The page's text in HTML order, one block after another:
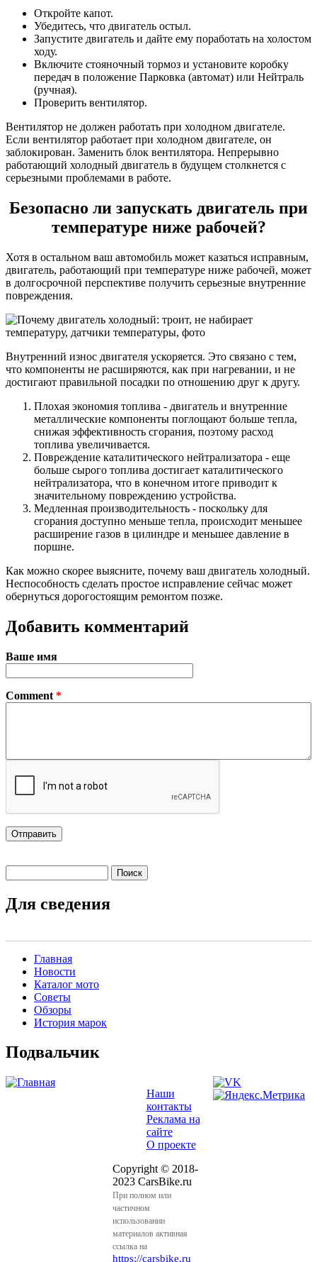
Откройте капот.
Убедитесь, что двигатель остыл.
Запустите двигатель и дайте ему поработать на холостом
ходу.
Включите стояночный тормоз и установите коробку
передач в положение Парковка (автомат) или Нейтраль
(ручная).
Проверить вентилятор.
Вентилятор не должен работать при холодном двигателе.
Если вентилятор работает при холодном двигателе, он
заблокирован. Заменить блок вентилятора. Непрерывно
работающий холодный двигатель в будущем столкнется с
серьезными проблемами в работе.
Безопасно ли запускать двигатель при
температуре ниже рабочей?
Хотя в остальном ваш автомобиль может казаться исправным,
двигатель, работающий при температуре ниже рабочей, может
в долгосрочной перспективе получить серьезные внутренние
повреждения.
Внутренний износ двигателя ускоряется. Это связано с тем,
что компоненты не расширяются, как при нагревании, и не
достигают правильной посадки по отношению друг к другу.
Плохая экономия топлива - двигатель и внутренние
металлические компоненты поглощают больше тепла,
снижая эффективность сгорания, поэтому расход
топлива увеличивается.
Повреждение каталитического нейтрализатора - еще
больше сырого топлива достигает каталитического
нейтрализатора, что в конечном итоге приводит к
значительному повреждению устройства.
Медленная производительность - поскольку для
сгорания доступно меньше тепла, происходит меньшее
расширение газов в цилиндре и меньшее давление в
поршне.
Как можно скорее выясните, почему ваш двигатель холодный.
Неспособность сделать простое исправление сейчас может
обернуться дорогостоящим ремонтом позже.
Добавить комментарий
Ваше имя
Comment *
Для сведения
Main menu 2
Главная
Новости
Каталог мото
Советы
Обзоры
История марок
Подвальчик
Наши
контакты
Реклама на
сайте
О проекте
Copyright © 2018-
2023 CarsBike.ru
При полном или
частичном
использовании
материалов активная
ссылка на
https://carsbike.ru